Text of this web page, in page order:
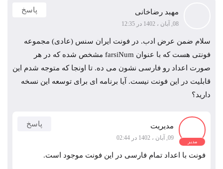
مهبد رضاخانی
08, آبان ، 1402 در 12:35
پاسخ
سلام ضمن عرض ادب. در فونت ایران سنس (عادی) مجموعه
فونتی هست که با عنوان farsiNum مشخص شده که در هر
صورت اعداد رو فارسی نشون می ده. تا اونجا که متوجه شدم این
قابلیت در این فونت نیست. آیا برنامه ای برای توسعه این نسخه
دارید؟
مدیر
مدیریت
09, آبان ، 1402 در 02:44
پاسخ
فونت با اعداد تمام فارسی در این فونت موجود است.